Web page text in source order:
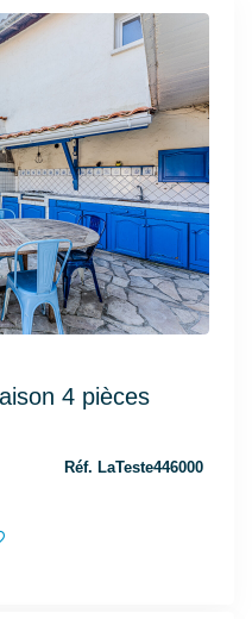
4 pièces
Réf. LaTeste446000